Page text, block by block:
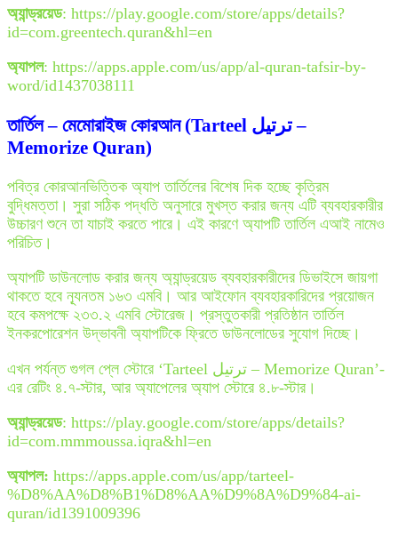
অ্যান্ড্রয়েড: https://play.google.com/store/apps/details?
id=com.greentech.quran&hl=en
অ্যাপল: https://apps.apple.com/us/app/al-quran-tafsir-by-
word/id1437038111
তার্তিল – মেমোরাইজ কোরআন (Tarteel ترتيل –
Memorize Quran)
পবিত্র কোরআনভিত্তিক অ্যাপ তার্তিলের বিশেষ দিক হচ্ছে কৃত্রিম
বুদ্ধিমত্তা। সুরা সঠিক পদ্ধতি অনুসারে মুখস্ত করার জন্য এটি ব্যবহারকারীর
উচ্চারণ শুনে তা যাচাই করতে পারে। এই কারণে অ্যাপটি তার্তিল এআই নামেও
পরিচিত।
অ্যাপটি ডাউনলোড করার জন্য অ্যান্ড্রয়েড ব্যবহারকারীদের ডিভাইসে জায়গা
থাকতে হবে ন্যূনতম ১৬৩ এমবি। আর আইফোন ব্যবহারকারিদের প্রয়োজন
হবে কমপক্ষে ২৩৩.২ এমবি স্টোরেজ। প্রস্তুতকারী প্রতিষ্ঠান তার্তিল
ইনকরপোরেশন উদ্ভাবনী অ্যাপটিকে ফ্রিতে ডাউনলোডের সুযোগ দিচ্ছে।
এখন পর্যন্ত গুগল প্লে স্টোরে ‘Tarteel ترتيل – Memorize Quran’-
এর রেটিং ৪.৭-স্টার, আর অ্যাপেলের অ্যাপ স্টোরে ৪.৮-স্টার।
অ্যান্ড্রয়েড: https://play.google.com/store/apps/details?
id=com.mmmoussa.iqra&hl=en
অ্যাপল: https://apps.apple.com/us/app/tarteel-
%D8%AA%D8%B1%D8%AA%D9%8A%D9%84-ai-
quran/id1391009396